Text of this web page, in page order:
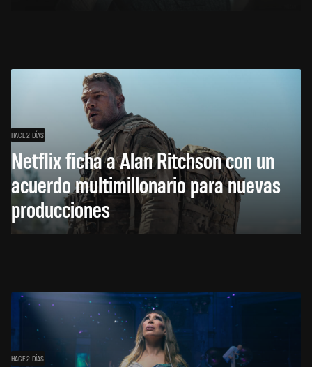
HACE 2 DÍAS
Netflix ficha a Alan Ritchson con un
acuerdo multimillonario para nuevas
producciones
HACE 2 DÍAS